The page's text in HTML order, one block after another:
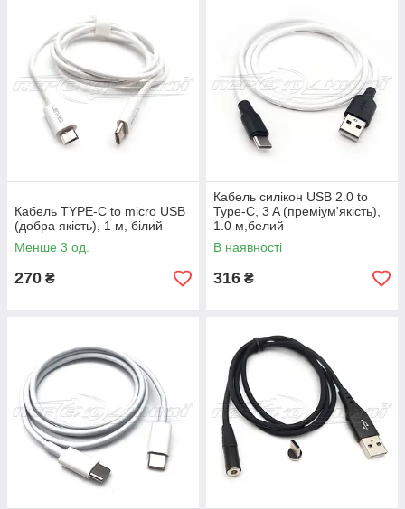
Кабель TYPE-C to micro USB
(добра якість), 1 м, білий
Менше 3 од.
270 ₴
Кабель силікон USB 2.0 to
Type-C, 3 A (преміум'якість),
1.0 м,белий
В наявності
316 ₴